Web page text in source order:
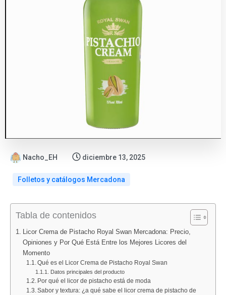
Nacho_EH diciembre 13, 2025
Folletos y catálogos Mercadona
Tabla de contenidos
Licor Crema de Pistacho Royal Swan Mercadona: Precio,
Opiniones y Por Qué Está Entre los Mejores Licores del
Momento
Qué es el Licor Crema de Pistacho Royal Swan
Datos principales del producto
Por qué el licor de pistacho está de moda
Sabor y textura: ¿a qué sabe el licor crema de pistacho de
:
prepara
una
irresistible
para
la
:
Nuevo
catálogo
DIA
12
al
18
:
:
Lidl
agosto
todas
ofertas
:
Catálogo
Bazar
Lidl
del
10
al
16